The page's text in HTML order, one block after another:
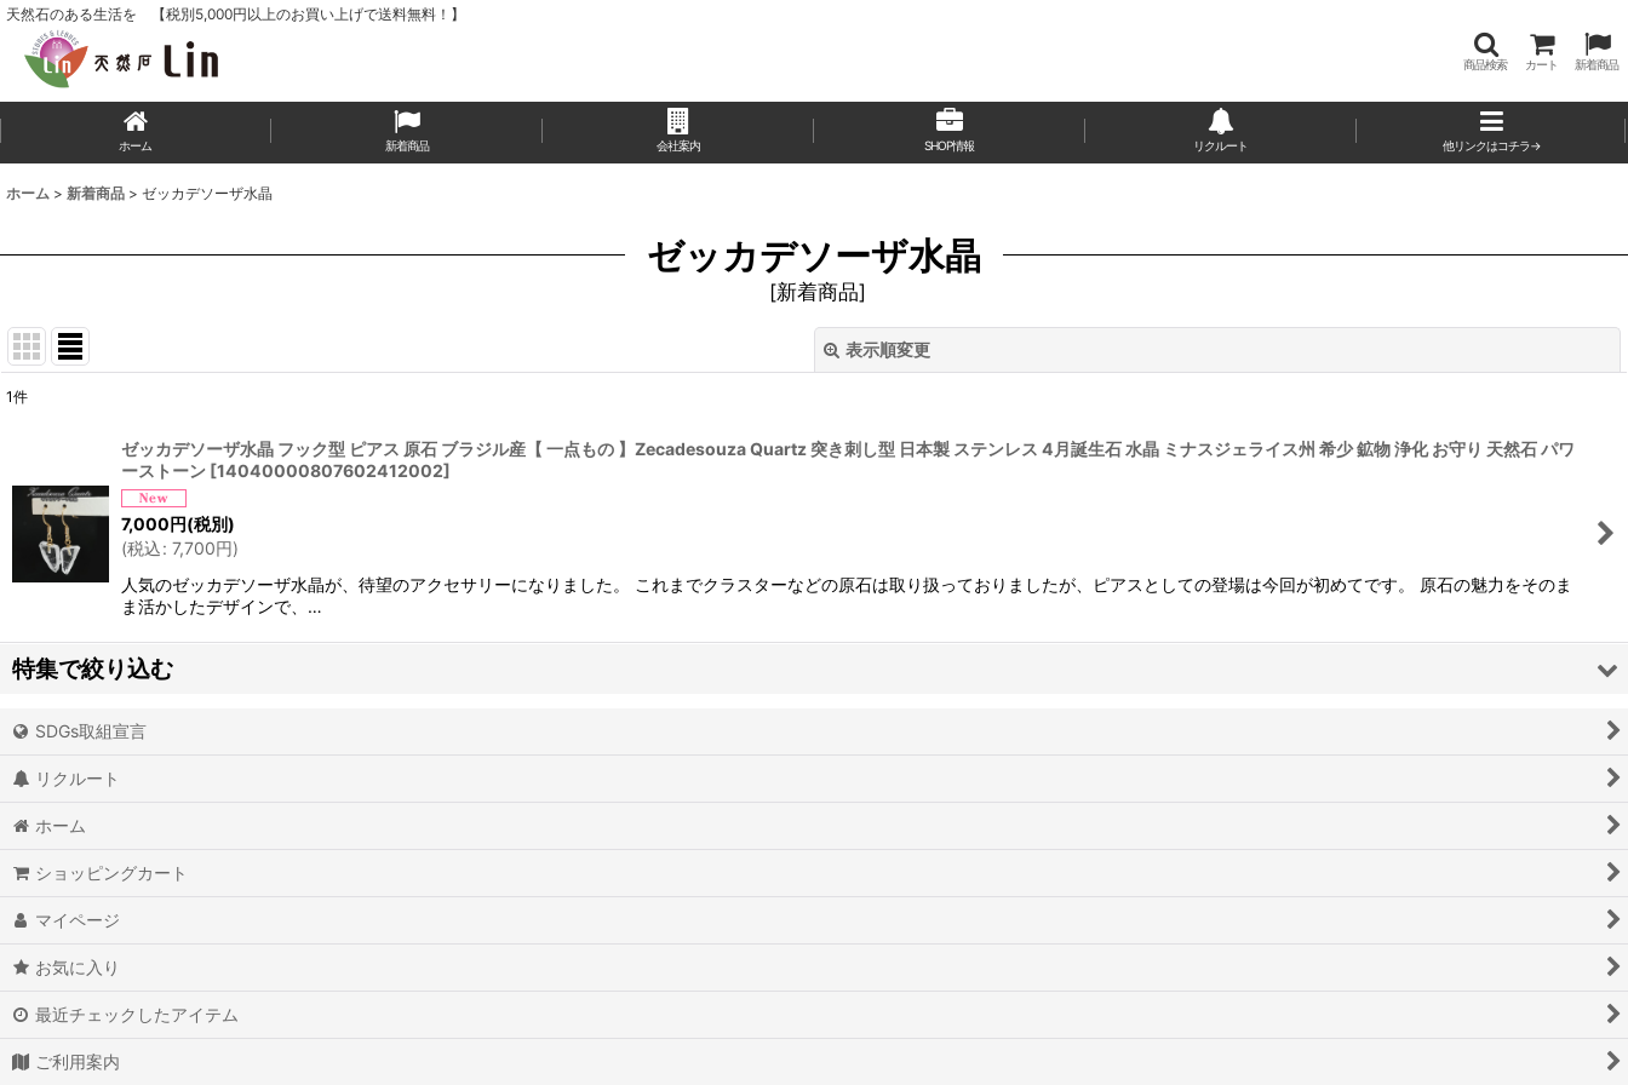
天然石のある生活を 【税別5,000円以上のお買い上げで送料無料！】
商品検索 カート 新着商品
ホーム 新着商品 会社案内 SHOP情報 リクルート 他リンクはコチラ→
ホーム > 新着商品 > ゼッカデソーザ水晶
ゼッカデソーザ水晶
[新着商品]
表示順変更
並び順:
1件
ゼッカデソーザ水晶 フック型 ピアス 原石 ブラジル産【 一点もの 】Zecadesouza Quartz 突き刺し型 日本製 ステンレス 4月誕生石 水晶 ミナスジェライス州 希少 鉱物 浄化 お守り 天然石 パワ
ーストーン [14040000807602412002]
7,000円(税別)
(税込: 7,700円)
人気のゼッカデソーザ水晶が、待望のアクセサリーになりました。 これまでクラスターなどの原石は取り扱っておりましたが、ピアスとしての登場は今回が初めてです。 原石の魅力をそのま
ま活かしたデザインで、…
特集で絞り込む
アイオライト
アイスクォーツ
アイリスクォーツ
SDGs取組宣言
リクルート
ホーム
ショッピングカート
マイページ
お気に入り
最近チェックしたアイテム
ご利用案内